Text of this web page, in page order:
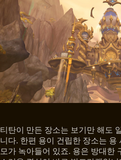
티탄이 만든 장소는 보기만 해도
니다. 한편 용이 건립한 장소는 용
모가 녹아들어 있죠. 용은 방대한